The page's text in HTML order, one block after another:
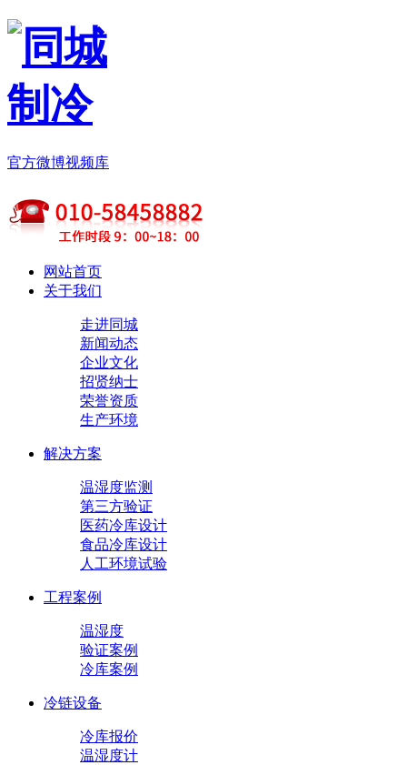
官方微博视频库
网站首页
关于我们
走进同城
新闻动态
企业文化
招贤纳士
荣誉资质
生产环境
解决方案
温湿度监测
第三方验证
医药冷库设计
食品冷库设计
人工环境试验
工程案例
温湿度
验证案例
冷库案例
冷链设备
冷库报价
温湿度计